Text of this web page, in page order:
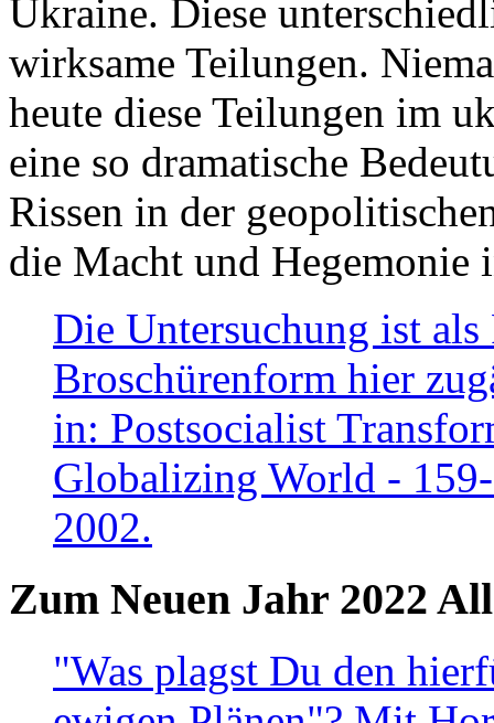
Ukraine. Diese
wirksame Teilungen.
heute diese Teilungen im
eine so dramatische
Rissen in der
die Macht und Hegemonie
Die Untersuchung ist
Broschürenform hier
in: Postsocialist
Globalizing World -
2002.
Zum Neuen Jahr 2022
"Was plagst Du den